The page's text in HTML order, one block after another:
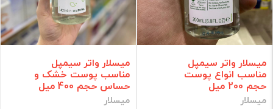
میسلار واتر سیمپل
مناسب انواع پوست
حجم 200 میل
میسلار
میسلار واتر سیمپل
مناسب پوست خشک و
حساس حجم 400 میل
میسلار